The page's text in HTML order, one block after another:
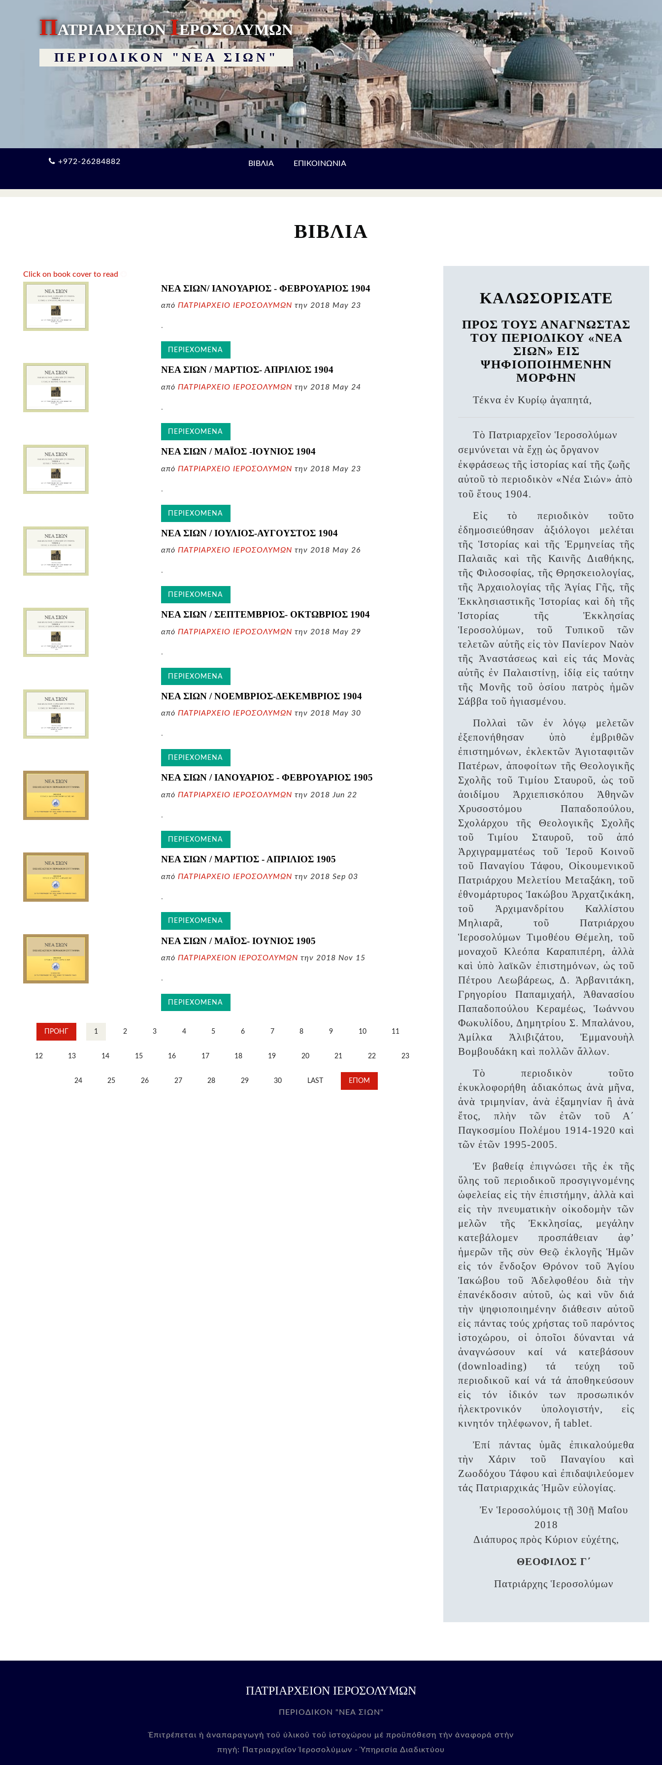
ΠΑΤΡΙΑΡΧΕΙΟΝΙΕΡΟΣΟΛΥΜΩΝ
ΠΕΡΙΟΔΙΚΟΝ "ΝΕΑ ΣΙΩΝ"
+972-26284882 ΒΙΒΛΙΑ ΕΠΙΚΟΙΝΩΝΙΑ
ΒΙΒΛΙΑ
Click on book cover to read
ΝΕΑ ΣΙΩΝ/ ΙΑΝΟΥΑΡΙΟΣ - ΦΕΒΡΟΥΑΡΙΟΣ 1904
από ΠΑΤΡΙΑΡΧΕΙΟ ΙΕΡΟΣΟΛΥΜΩΝ την 2018 May 23
.
ΠΕΡΙΕΧΟΜΕΝΑ
ΝΕΑ ΣΙΩΝ / ΜΑΡΤΙΟΣ- ΑΠΡΙΛΙΟΣ 1904
από ΠΑΤΡΙΑΡΧΕΙΟ ΙΕΡΟΣΟΛΥΜΩΝ την 2018 May 24
.
ΠΕΡΙΕΧΟΜΕΝΑ
ΝΕΑ ΣΙΩΝ / ΜΑΪΟΣ -ΙΟΥΝΙΟΣ 1904
από ΠΑΤΡΙΑΡΧΕΙΟ ΙΕΡΟΣΟΛΥΜΩΝ την 2018 May 23
.
ΠΕΡΙΕΧΟΜΕΝΑ
ΝΕΑ ΣΙΩΝ / ΙΟΥΛΙΟΣ-ΑΥΓΟΥΣΤΟΣ 1904
από ΠΑΤΡΙΑΡΧΕΙΟ ΙΕΡΟΣΟΛΥΜΩΝ την 2018 May 26
.
ΠΕΡΙΕΧΟΜΕΝΑ
ΝΕΑ ΣΙΩΝ / ΣΕΠΤΕΜΒΡΙΟΣ- ΟΚΤΩΒΡΙΟΣ 1904
από ΠΑΤΡΙΑΡΧΕΙΟ ΙΕΡΟΣΟΛΥΜΩΝ την 2018 May 29
.
ΠΕΡΙΕΧΟΜΕΝΑ
ΝΕΑ ΣΙΩΝ / ΝΟΕΜΒΡΙΟΣ-ΔΕΚΕΜΒΡΙΟΣ 1904
από ΠΑΤΡΙΑΡΧΕΙΟ ΙΕΡΟΣΟΛΥΜΩΝ την 2018 May 30
.
ΠΕΡΙΕΧΟΜΕΝΑ
ΝΕΑ ΣΙΩΝ / ΙΑΝΟΥΑΡΙΟΣ - ΦΕΒΡΟΥΑΡΙΟΣ 1905
από ΠΑΤΡΙΑΡΧΕΙΟ ΙΕΡΟΣΟΛΥΜΩΝ την 2018 Jun 22
.
ΠΕΡΙΕΧΟΜΕΝΑ
ΝΕΑ ΣΙΩΝ / ΜΑΡΤΙΟΣ - ΑΠΡΙΛΙΟΣ 1905
από ΠΑΤΡΙΑΡΧΕΙΟ ΙΕΡΟΣΟΛΥΜΩΝ την 2018 Sep 03
.
ΠΕΡΙΕΧΟΜΕΝΑ
ΝΕΑ ΣΙΩΝ / ΜΑΪΟΣ- ΙΟΥΝΙΟΣ 1905
από ΠΑΤΡΙΑΡΧΕΙΟΝ ΙΕΡΟΣΟΛΥΜΩΝ την 2018 Nov 15
.
ΠΕΡΙΕΧΟΜΕΝΑ
ΠΡΟΗΓ 1 2 3 4 5 6 7 8 9 10 11
12 13 14 15 16 17 18 19 20 21 22 23
24 25 26 27 28 29 30 LAST ΕΠΟΜ
ΚΑΛΩΣΟΡΙΣΑΤΕ
ΠΡΟΣ ΤΟΥΣ ΑΝΑΓΝΩΣΤΑΣ
ΤΟΥ ΠΕΡΙΟΔΙΚΟΥ «ΝΕΑ
ΣΙΩΝ» ΕΙΣ
ΨΗΦΙΟΠΟΙΗΜΕΝΗΝ
ΜΟΡΦΗΝ
Τέκνα ἐν Κυρίῳ ἀγαπητά,
Τὸ Πατριαρχεῖον Ἱεροσολύμων
σεμνύνεται νὰ ἔχῃ ὡς ὄργανον
ἐκφράσεως τῆς ἱστορίας καί τῆς ζωῆς
αὐτοῦ τὸ περιοδικὸν «Νέα Σιών» ἀπὸ
τοῦ ἔτους 1904.
Εἰς τὸ περιοδικὸν τοῦτο
ἐδημοσιεύθησαν ἀξιόλογοι μελέται
τῆς Ἱστορίας καὶ τῆς Ἑρμηνείας τῆς
Παλαιᾶς καὶ τῆς Καινῆς Διαθήκης,
τῆς Φιλοσοφίας, τῆς Θρησκειολογίας,
τῆς Ἀρχαιολογίας τῆς Ἁγίας Γῆς, τῆς
Ἐκκλησιαστικῆς Ἱστορίας καὶ δὴ τῆς
Ἱστορίας τῆς Ἐκκλησίας
Ἱεροσολύμων, τοῦ Τυπικοῦ τῶν
τελετῶν αὐτῆς εἰς τὸν Πανίερον Ναὸν
τῆς Ἀναστάσεως καὶ εἰς τάς Μονὰς
αὐτῆς ἐν Παλαιστίνῃ, ἰδίᾳ εἰς ταύτην
τῆς Μονῆς τοῦ ὁσίου πατρὸς ἡμῶν
Σάββα τοῦ ἡγιασμένου.
Πολλαὶ τῶν ἐν λόγῳ μελετῶν
ἐξεπονήθησαν ὑπὸ ἐμβριθῶν
ἐπιστημόνων, ἐκλεκτῶν Ἁγιοταφιτῶν
Πατέρων, ἀποφοίτων τῆς Θεολογικῆς
Σχολῆς τοῦ Τιμίου Σταυροῦ, ὡς τοῦ
ἀοιδίμου Ἀρχιεπισκόπου Ἀθηνῶν
Χρυσοστόμου Παπαδοπούλου,
Σχολάρχου τῆς Θεολογικῆς Σχολῆς
τοῦ Τιμίου Σταυροῦ, τοῦ ἀπό
Ἀρχιγραμματέως τοῦ Ἱεροῦ Κοινοῦ
τοῦ Παναγίου Τάφου, Οἰκουμενικοῦ
Πατριάρχου Μελετίου Μεταξάκη, τοῦ
ἐθνομάρτυρος Ἰακώβου Ἀρχατζικάκη,
τοῦ Ἀρχιμανδρίτου Καλλίστου
Μηλιαρᾶ, τοῦ Πατριάρχου
Ἱεροσολύμων Τιμοθέου Θέμελη, τοῦ
μοναχοῦ Κλεόπα Καραπιπέρη, ἀλλὰ
καὶ ὑπὸ λαϊκῶν ἐπιστημόνων, ὡς τοῦ
Πέτρου Λεωβάρεως, Δ. Ἀρβανιτάκη,
Γρηγορίου Παπαμιχαήλ, Ἀθανασίου
Παπαδοπούλου Κεραμέως, Ἰωάννου
Φωκυλίδου, Δημητρίου Σ. Μπαλάνου,
Ἀμίλκα Ἀλιβιζάτου, Ἐμμανουὴλ
Βομβουδάκη καὶ πολλῶν ἄλλων.
Τὸ περιοδικὸν τοῦτο
ἐκυκλοφορήθη ἀδιακόπως ἀνὰ μῆνα,
ἀνὰ τριμηνίαν, ἀνὰ ἐξαμηνίαν ἢ ἀνὰ
ἔτος, πλὴν τῶν ἐτῶν τοῦ Α΄
Παγκοσμίου Πολέμου 1914-1920 καὶ
τῶν ἐτῶν 1995-2005.
Ἐν βαθείᾳ ἐπιγνώσει τῆς ἐκ τῆς
ὕλης τοῦ περιοδικοῦ προσγιγνομένης
ὠφελείας εἰς τὴν ἐπιστήμην, ἀλλὰ καὶ
εἰς τὴν πνευματικὴν οἰκοδομὴν τῶν
μελῶν τῆς Ἐκκλησίας, μεγάλην
κατεβάλομεν προσπάθειαν ἀφ’
ἡμερῶν τῆς σὺν Θεῷ ἐκλογῆς Ἡμῶν
εἰς τόν ἔνδοξον Θρόνον τοῦ Ἁγίου
Ἰακώβου τοῦ Ἀδελφοθέου διὰ τὴν
ἐπανέκδοσιν αὐτοῦ, ὡς καὶ νῦν διά
τὴν ψηφιοποιημένην διάθεσιν αὐτοῦ
εἰς πάντας τούς χρήστας τοῦ παρόντος
ἱστοχώρου, οἱ ὁποῖοι δύνανται νά
ἀναγνώσουν καί νά κατεβάσουν
(downloading) τά τεύχη τοῦ
περιοδικοῦ καί νά τά ἀποθηκεύσουν
εἰς τόν ἰδικόν των προσωπικόν
ἠλεκτρονικόν ὑπολογιστήν, εἰς
κινητόν τηλέφωνον, ἤ tablet.
Ἐπί πάντας ὑμᾶς ἐπικαλούμεθα
τὴν Χάριν τοῦ Παναγίου καὶ
Ζωοδόχου Τάφου καὶ ἐπιδαψιλεύομεν
τάς Πατριαρχικάς Ἡμῶν εὐλογίας.
Ἐν Ἱεροσολύμοις τῇ 30ῇ Μαΐου
2018
Διάπυρος πρὸς Κύριον εὐχέτης,
ΘΕΟΦΙΛΟΣ Γ΄
Πατριάρχης Ἱεροσολύμων
ΠΑΤΡΙΑΡΧΕΙΟΝ ΙΕΡΟΣΟΛΥΜΩΝ
ΠΕΡΙΟΔΙΚΟΝ "ΝΕΑ ΣΙΩΝ"
Ἐπιτρέπεται ἡ ἀναπαραγωγή τοῦ ὑλικοῦ τοῦ ἱστοχώρου μέ προϋπόθεση τήν ἀναφορά στήν
πηγή: Πατριαρχεῖον Ἱεροσολύμων - Ὑπηρεσία Διαδικτύου